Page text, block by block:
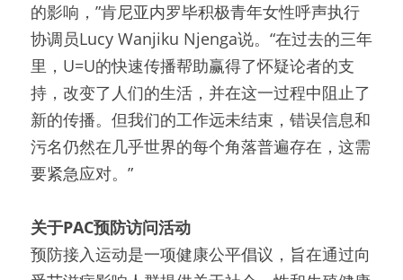
的影响，”肯尼亚内罗毕积极青年女性呼声执行
协调员Lucy Wanjiku Njenga说。“在过去的三年
里，U=U的快速传播帮助赢得了怀疑论者的支
持，改变了人们的生活，并在这一过程中阻止了
新的传播。但我们的工作远未结束，错误信息和
污名仍然在几乎世界的每个角落普遍存在，这需
要紧急应对。”
关于PAC预防访问活动
预防接入运动是一项健康公平倡议，旨在通过向